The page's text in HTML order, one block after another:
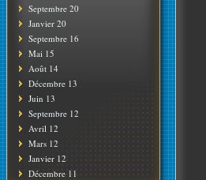
Septembre 20
Janvier 20
Septembre 16
Mai 15
Août 14
Décembre 13
Juin 13
Septembre 12
Avril 12
Mars 12
Janvier 12
Décembre 11